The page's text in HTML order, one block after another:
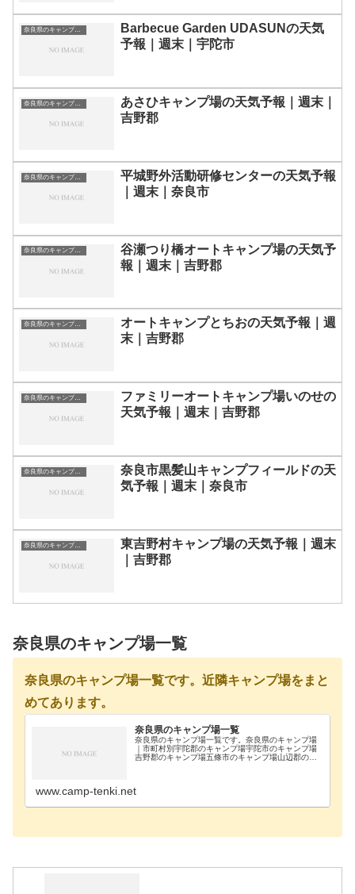
奈良県のキャンプ場一覧
Barbecue Garden UDASUNの天気
予報｜週末｜宇陀市
奈良県のキャンプ場一覧
あさひキャンプ場の天気予報｜週末｜
吉野郡
奈良県のキャンプ場一覧
平城野外活動研修センターの天気予報
｜週末｜奈良市
奈良県のキャンプ場一覧
谷瀬つり橋オートキャンプ場の天気予
報｜週末｜吉野郡
奈良県のキャンプ場一覧
オートキャンプとちおの天気予報｜週
末｜吉野郡
奈良県のキャンプ場一覧
ファミリーオートキャンプ場いのせの
天気予報｜週末｜吉野郡
奈良県のキャンプ場一覧
奈良市黒髪山キャンプフィールドの天
気予報｜週末｜奈良市
奈良県のキャンプ場一覧
東吉野村キャンプ場の天気予報｜週末
｜吉野郡
奈良県のキャンプ場一覧
奈良県のキャンプ場一覧です。近隣キャンプ場をまと
めてあります。
奈良県のキャンプ場一覧
奈良県のキャンプ場一覧です。奈良県のキャンプ場
｜市町村別宇陀郡のキャンプ場宇陀市のキャンプ場
吉野郡のキャンプ場五條市のキャンプ場山辺郡のキ
www.camp-tenki.net